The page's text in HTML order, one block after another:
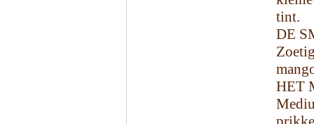
tint.
DE
HET